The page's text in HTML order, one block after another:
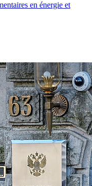
en énergie et